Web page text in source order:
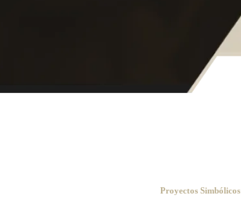
Proyectos Simbólicos